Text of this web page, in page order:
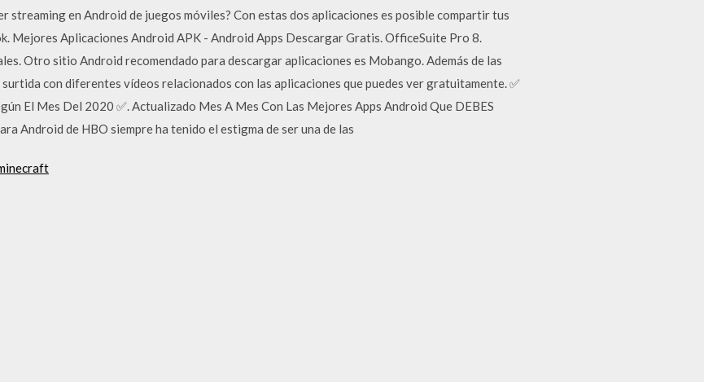
streaming en Android de juegos móviles? Con estas dos aplicaciones es posible compartir tus
Mejores Aplicaciones Android APK - Android Apps Descargar Gratis. OfficeSuite Pro 8.
Otro sitio Android recomendado para descargar aplicaciones es Mobango. Además de las
con diferentes vídeos relacionados con las aplicaciones que puedes ver gratuitamente. ✅
El Mes Del 2020 ✅. Actualizado Mes A Mes Con Las Mejores Apps Android Que DEBES
Android de HBO siempre ha tenido el estigma de ser una de las